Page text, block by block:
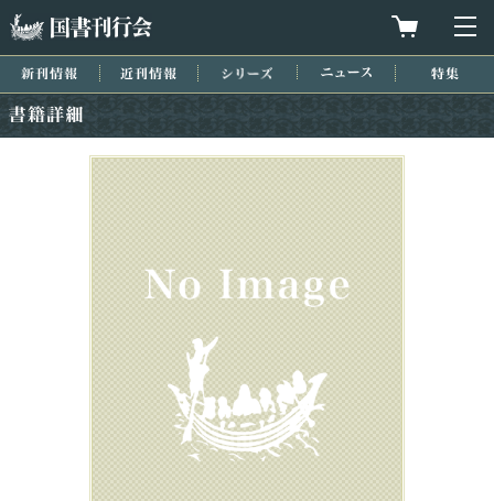
買物カゴを
新刊情報 近刊情報 シリーズ ニュース